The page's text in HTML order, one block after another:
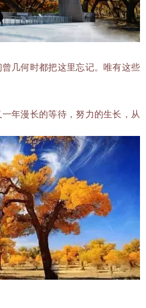
几何时都把这里忘记。唯有这些
年漫长的等待，努力的生长，从